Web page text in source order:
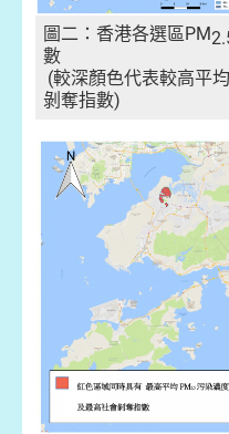
圖二：香港各選區PM
數
(較深顏色代表較高平
剝奪指數)